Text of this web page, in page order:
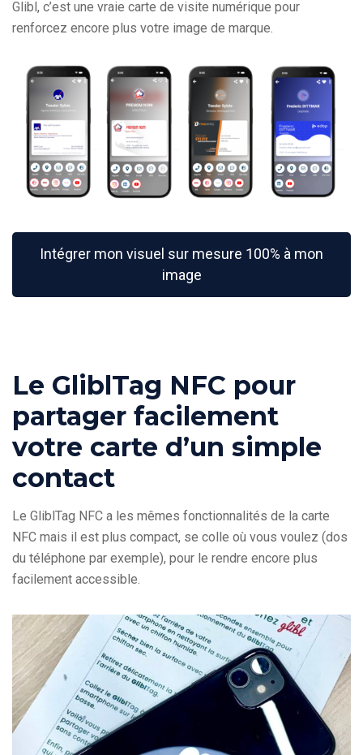
Glibl, c’est une vraie carte de visite numérique pour
renforcez encore plus votre image de marque.
Intégrer mon visuel sur mesure 100% à mon
image
Le GliblTag NFC pour
partager facilement
votre carte d’un simple
contact
Le GliblTag NFC a les mêmes fonctionnalités de la carte
NFC mais il est plus compact, se colle où vous voulez (dos
du téléphone par exemple), pour le rendre encore plus
facilement accessible.